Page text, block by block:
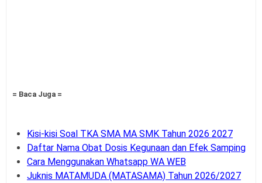
= Baca Juga =
Kisi-kisi Soal TKA SMA MA SMK Tahun 2026 2027
Daftar Nama Obat Dosis Kegunaan dan Efek Samping
Cara Menggunakan Whatsapp WA WEB
Juknis MATAMUDA (MATASAMA) Tahun 2026/2027